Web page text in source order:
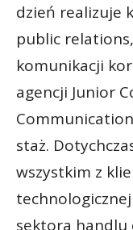
dzień realizuje
public
komunikacji
agencji Junior
Communication
staż.
wszystkim z
sektora handlu